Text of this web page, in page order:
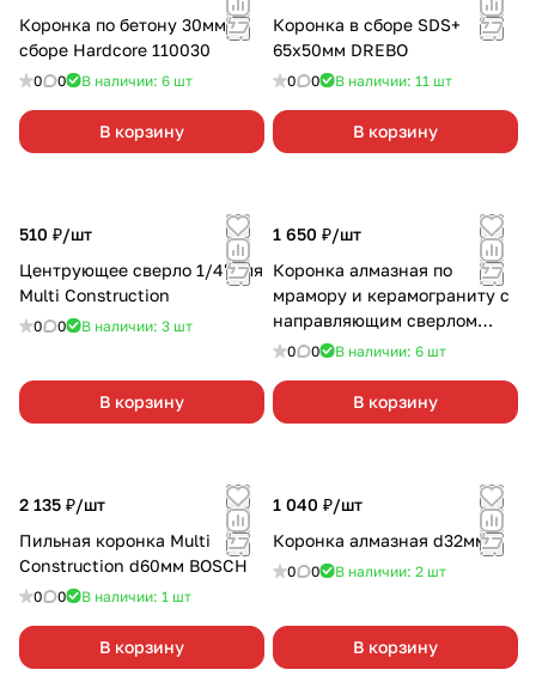
Коронка по бетону 30мм в
сборе Hardcore 110030
0 0 В наличии: 6 шт
В корзину
Коронка в сборе SDS+
65х50мм DREBO
0 0 В наличии: 11 шт
В корзину
510 ₽/шт
Центрующее сверло 1/4" для
Multi Construction
0 0 В наличии: 3 шт
В корзину
1 650 ₽/шт
Коронка алмазная по
мрамору и керамограниту с
направляющим сверлом
HARDCORE , 90 мм
0 0 В наличии: 6 шт
В корзину
2 135 ₽/шт
Пильная коронка Multi
Construction d60мм BOSCH
0 0 В наличии: 1 шт
В корзину
1 040 ₽/шт
Коронка алмазная d32мм
0 0 В наличии: 2 шт
В корзину